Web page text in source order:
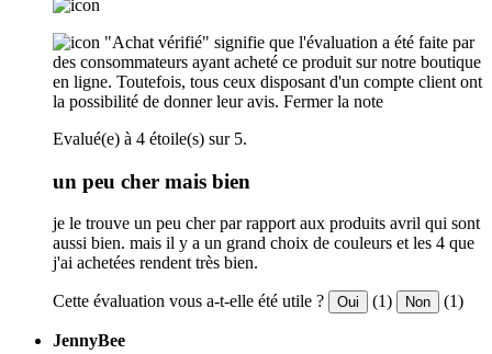
"Achat vérifié" signifie que l'évaluation a été faite par
des consommateurs ayant acheté ce produit sur notre boutique
en ligne. Toutefois, tous ceux disposant d'un compte client ont
la possibilité de donner leur avis. Fermer la note
Evalué(e) à 4 étoile(s) sur 5.
un peu cher mais bien
je le trouve un peu cher par rapport aux produits avril qui sont
aussi bien. mais il y a un grand choix de couleurs et les 4 que
j'ai achetées rendent très bien.
Cette évaluation vous a-t-elle été utile ? Oui (1) Non (1)
JennyBee